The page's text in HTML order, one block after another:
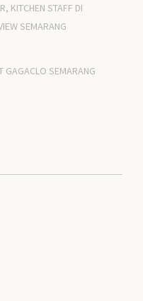
KITCHEN STAFF DI
SEMARANG
GAGACLO SEMARANG